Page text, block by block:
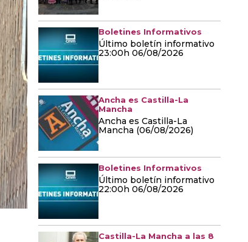
Boletines Informativos
Último boletín informativo
23:00h 06/08/2026
Ancha es Castilla-La
Mancha
Ancha es Castilla-La
Mancha (06/08/2026)
Boletines Informativos
Último boletín informativo
22:00h 06/08/2026
Castilla-La Mancha a las 8